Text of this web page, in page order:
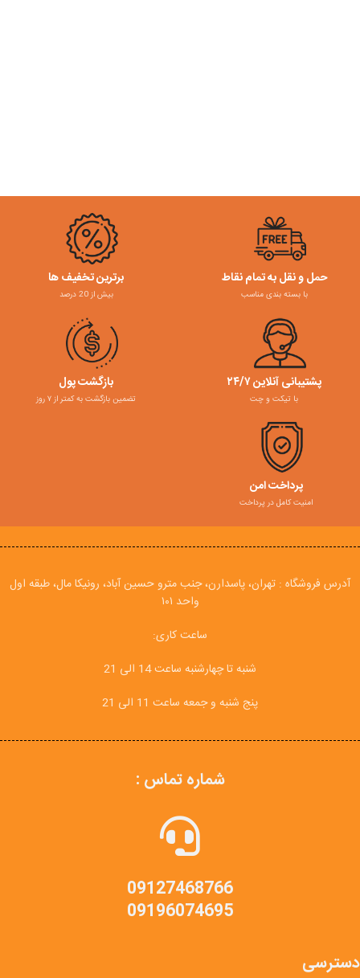
حمل و نقل به تمام نقاط
با بسته بندی مناسب
برترین تخفیف ها
بیش از 20 درصد
پشتیبانی آنلاین ۲۴/۷
با تیکت و چت
بازگشت پول
تضمین بازگشت به کمتر از ۷ روز
پرداخت امن
امنیت کامل در پرداخت
آدرس فروشگاه : تهران، پاسدارن، جنب مترو حسین آباد، رونیکا مال، طبقه اول
واحد ۱۰۱
ساعت کاری:
شنبه تا چهارشنبه ساعت 14 الی 21
پنج شنبه و جمعه ساعت 11 الی 21
شماره تماس :
09127468766
09196074695
دسترسی